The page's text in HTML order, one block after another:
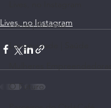
Livros | Revistas
Longevidade | Saúde
O Futuro
Lives, no Instagram